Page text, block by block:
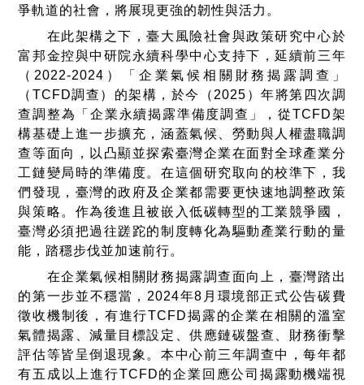
爭軌道的社會，將展現更強的韌性與活力。
在此架構之下，臺大風險社會與政策研究中心於
富邦金控與中研院永續科學中心支持下，延續前三年
（2022-2024）「企業氣候相關財務揭露調查」
（TCFD調查）的架構，於今（2025）年將第四次調
查調整為「企業永續揭露準備度調查」，從TCFD架
構基礎上進一步擴充，涵蓋氣候、勞動與人權盡職調
查等面向，以凸顯並探索臺灣企業在面對全球產業分
工鏈變局時的準備度。在這個研究取向的校準下，我
們發現，臺灣的政府及企業都需要更快速地調整政策
與策略。作為後進且被嵌入低碳轉型的工業競爭國，
臺灣必須把過往蹉跎的制度轉化為驅動產業行動的量
能，踏穩步伐並加速前行。
在企業氣候相關財務揭露調查面向上，臺灣踏出
的第一步並不穩當，2024年8月環境部正式公告碳費
徵收機制後，有進行TCFD揭露的企業在相關的溫室
氣體揭露、減量目標設定、供應鏈碳盤查、財務衝擊
評估等皆呈倒退現象。本中心前三年調查中，每年都
有五成以上進行TCFD的企業回應公司揭露動機端視